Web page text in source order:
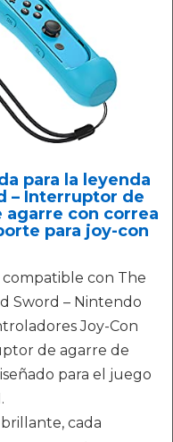
para la leyenda
– Interruptor de
con correa
para joy-con
con The
Sword – Nintendo
Joy-Con
de agarre de
para el juego
cada